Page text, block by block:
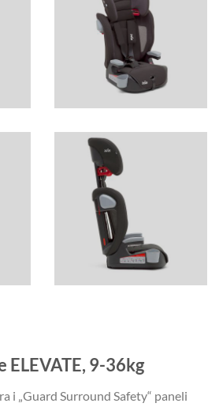
9-36kg
i „Guard Surround Safety“ paneli